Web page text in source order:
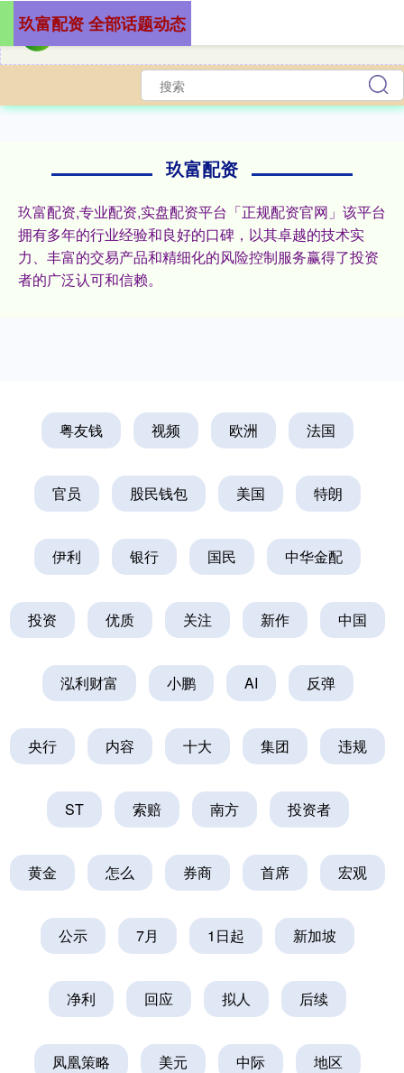
玖富配资
玖富配资,专业配资,实盘配资平台「正规配资官网」该平台
拥有多年的行业经验和良好的口碑，以其卓越的技术实
力、丰富的交易产品和精细化的风险控制服务赢得了投资
者的广泛认可和信赖。
玖富配资 全部话题动态
粤友钱 视频 欧洲 法国
官员 股民钱包 美国 特朗
伊利 银行 国民 中华金配
投资 优质 关注 新作 中国
泓利财富 小鹏 AI 反弹
央行 内容 十大 集团 违规
ST 索赔 南方 投资者
黄金 怎么 券商 首席 宏观
公示 7月 1日起 新加坡
净利 回应 拟人 后续
凤凰策略 美元 中际 地区